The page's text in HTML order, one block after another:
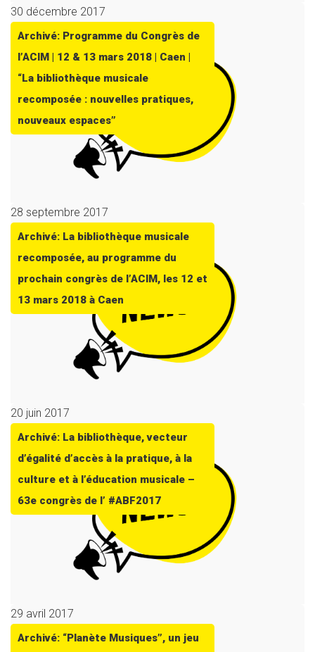
30 décembre 2017
Archivé: Programme du Congrès de
l’ACIM | 12 & 13 mars 2018 | Caen |
“La bibliothèque musicale
recomposée : nouvelles pratiques,
nouveaux espaces”
28 septembre 2017
Archivé: La bibliothèque musicale
recomposée, au programme du
prochain congrès de l’ACIM, les 12 et
13 mars 2018 à Caen
20 juin 2017
Archivé: La bibliothèque, vecteur
d’égalité d’accès à la pratique, à la
culture et à l’éducation musicale –
63e congrès de l’ #ABF2017
29 avril 2017
Archivé: “Planète Musiques”, un jeu